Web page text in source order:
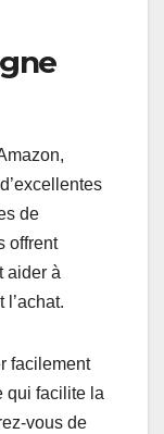
Ces
les
avantage
locales qui
car elles
et
des
options